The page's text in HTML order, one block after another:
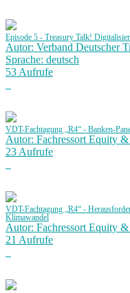
Episode 5 - Treasury Talk!
Autor: Verband Deutscher
Sprache: deutsch
53 Aufrufe
VDT-Fachtagung „R4“ - Banken-
Autor: Fachressort Equity
23 Aufrufe
VDT-Fachtagung „R4“ -
Klimawandel
Autor: Fachressort Equity
21 Aufrufe